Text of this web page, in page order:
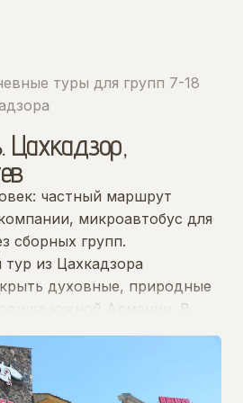
туры для групп 7-18
Цахкадзор,
частный маршрут
микроавтобус для
сборных групп.
из Цахкадзора
духовные, природные
южной Армении. В
монастырь Хор-
священных мест страны,
величественный вид на
маршрут ведёт в Джермук,